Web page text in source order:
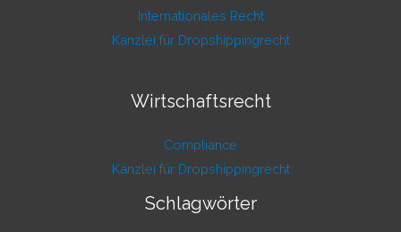
Internationales Recht
Kanzlei für Dropshippingrecht
Wirtschaftsrecht
Compliance
Kanzlei für Dropshippingrecht
Schlagwörter